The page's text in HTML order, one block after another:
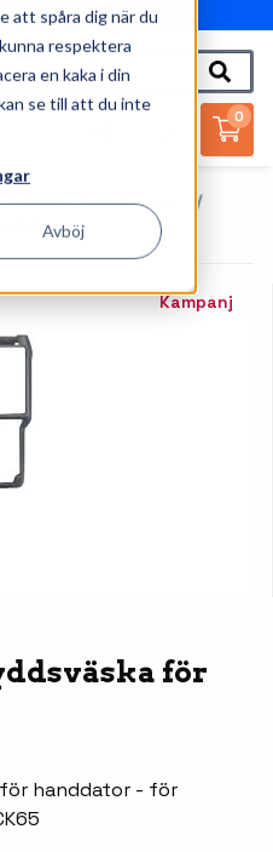
att spåra dig när du
respektera
en kaka i din
se till att du inte
Avböj
0
Tillbehör Handdatorer
Kampanj
för
handdator - för